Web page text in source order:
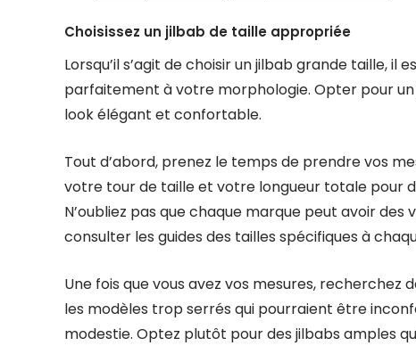
Choisissez un jilbab de taille appropriée
Lorsqu’il s’agit de choisir un jilbab grande taille,
parfaitement à votre morphologie. Opter pour
look élégant et confortable.
Tout d’abord, prenez le temps de prendre vos
votre tour de taille et votre longueur totale pour
N’oubliez pas que chaque marque peut avoir
consulter les guides des tailles spécifiques à
Une fois que vous avez vos mesures, recherchez
les modèles trop serrés qui pourraient être
modestie. Optez plutôt pour des jilbabs amples